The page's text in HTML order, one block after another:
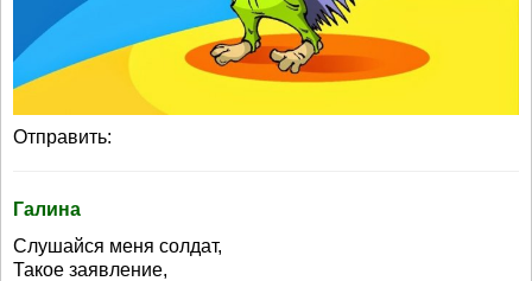
Отправить:
Галина
Слушайся меня солдат,
Такое заявление,